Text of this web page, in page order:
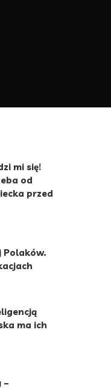
mi się!
od
przed
Polaków.
ma ich
–